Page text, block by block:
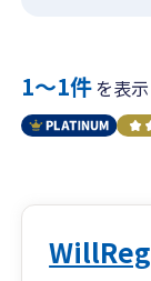
1〜1件を表